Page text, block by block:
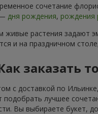
сочетание
дня рождения, рождения
растения задают
и на праздничном
заказать
с доставкой по
лучшее
Вы выбираете букет,